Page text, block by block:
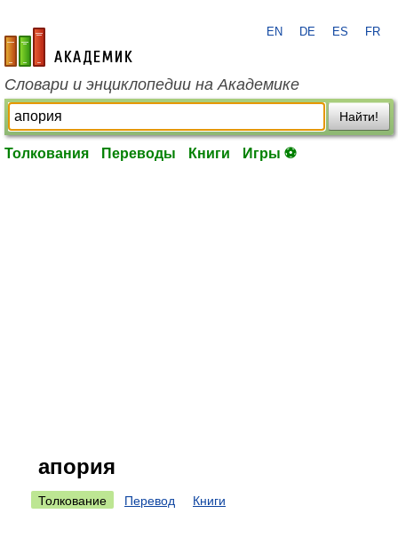
academic.ru
EN DE ES FR
Словари и энциклопедии на Академике
Найти!
Толкования Переводы Книги Игры ⚽
апория
Толкование Перевод Книги